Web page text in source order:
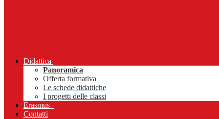
Didattica
Panoramica
Offerta formativa
Le schede didattiche
I progetti delle classi
Erasmus+
Contatti